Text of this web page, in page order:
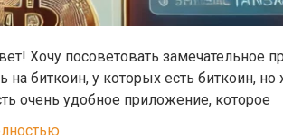
Хочу посоветовать замечательное
на биткоин, у которых есть биткоин,
очень удобное приложение, которое